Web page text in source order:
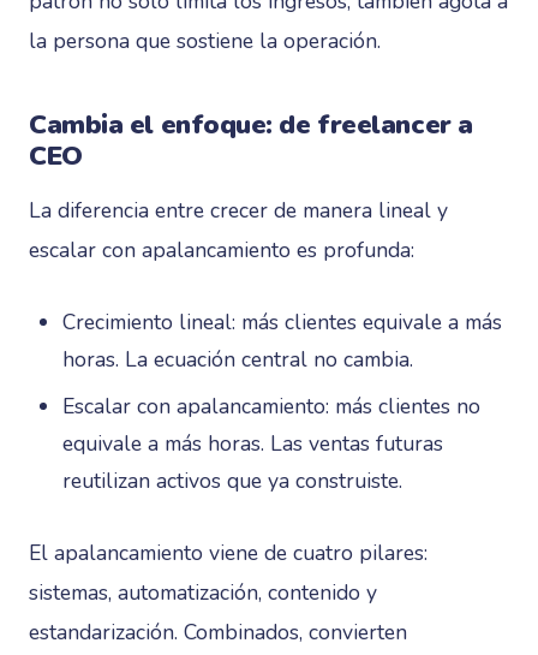
la persona que sostiene la operación.
Cambia el enfoque: de freelancer a
CEO
La diferencia entre crecer de manera lineal y
escalar con apalancamiento es profunda:
Crecimiento lineal: más clientes equivale a más
horas. La ecuación central no cambia.
Escalar con apalancamiento: más clientes no
equivale a más horas. Las ventas futuras
reutilizan activos que ya construiste.
El apalancamiento viene de cuatro pilares:
sistemas, automatización, contenido y
estandarización. Combinados, convierten